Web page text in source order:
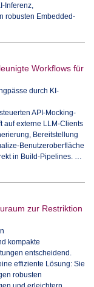
Inferenz,
robusten Embedded-
Workflows für
durch KI-
API-Mocking-
auf externe LLM-Clients
Bereitstellung
Benutzeroberfläche
in Build-Pipelines. …
zur Restriktion
kompakte
entscheidend.
effiziente Lösung: Sie
robusten